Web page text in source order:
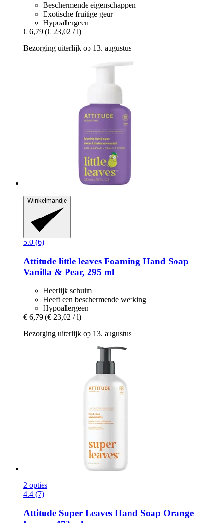
Beschermende eigenschappen
Exotische fruitige geur
Hypoallergeen
€ 6,79 (€ 23,02 / l)
Bezorging uiterlijk op 13. augustus
Winkelmandje
5.0 (6)
Attitude little leaves Foaming Hand Soap
Vanilla & Pear, 295 ml
Heerlijk schuim
Heeft een beschermende werking
Hypoallergeen
€ 6,79 (€ 23,02 / l)
Bezorging uiterlijk op 13. augustus
2 opties
4.4 (7)
Attitude Super Leaves Hand Soap Orange